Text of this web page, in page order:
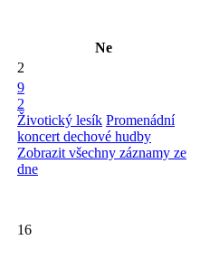
Ne
2
9
2
Životický lesík Promenádní
koncert dechové hudby
Zobrazit všechny záznamy ze
dne
16